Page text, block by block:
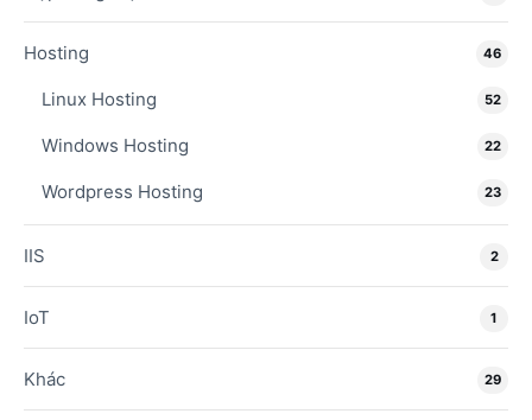
Hosting 46
Linux Hosting 52
Windows Hosting 22
Wordpress Hosting 23
IIS 2
IoT 1
Khác 29